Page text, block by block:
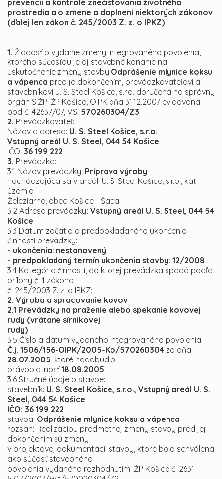
prevencii a kontrole znečisťovania životného
prostredia a o zmene a doplnení niektorých zákonov
(ďalej len zákon č. 245/2003 Z. z. o IPKZ)
1. Žiadosť o vydanie zmeny integrovaného povolenia,
ktorého súčasťou je aj stavebné konanie na
uskutočnenie zmeny stavby Odprášenie mlynice koksu
a vápenca pred je dokončením, prevádzkovateľovi a
stavebníkovi U. S. Steel Košice, s.r.o. doručená na správny
orgán SIŽP IŽP Košice, OIPK dňa 31.12.2007 evidovaná
pod č. 42637/07, VS: 570260304/Z3
2. Prevádzkovateľ:
Názov a adresa: U. S. Steel Košice, s.r.o.
Vstupný areál U. S. Steel, 044 54 Košice
IČO: 36 199 222
3. Prevádzka:
3.1 Názov prevádzky: Príprava výroby
nachádzajúca sa v areáli U. S. Steel Košice, s.r.o., kat.
územie
Železiarne, obec Košice - Šaca
3.2 Adresa prevádzky: Vstupný areál U. S. Steel, 044 54
Košice
3.3 Dátum začatia a predpokladaného ukončenia
činnosti prevádzky:
- ukončenia: nestanovený
- predpokladaný termín ukončenia stavby: 12/2008
3.4 Kategória činností, do ktorej prevádzka spadá podľa
prílohy č. 1 zákona
č. 245/2003 Z. z. o IPKZ:
2. Výroba a spracovanie kovov
2.1 Prevádzky na praženie alebo spekanie kovovej
rudy (vrátane sírnikovej
rudy)
3.5 Číslo a dátum vydaného integrovaného povolenia:
Č.j. 1506/156-OIPK/2005-Ko/570260304 zo dňa
28.07.2005, ktoré nadobudlo
právoplatnosť18.08.2005
3.6 Stručné údaje o stavbe:
stavebník: U. S. Steel Košice, s.r.o., Vstupný areál U. S.
Steel, 044 54 Košice
IČO: 36 199 222
stavba: Odprášenie mlynice koksu a vápenca
rozsah: Realizáciou predmetnej zmeny stavby pred jej
dokončením sú zmeny
v projektovej dokumentácii stavby, ktoré bola schválená
ako súčasť stavebného
povolenia vydaného rozhodnutím IŽP Košice č. 2631-